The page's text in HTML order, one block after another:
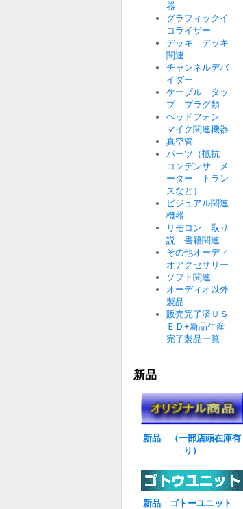
器
グラフィックイ
コライザー
デッキ デッキ
関連
チャンネルデバ
イダー
ケーブル タッ
プ プラグ類
ヘッドフォン
マイク関連機器
真空管
パーツ（抵抗
コンデンサ メ
ーター トラン
スなど）
ビジュアル関連
機器
リモコン 取り
説 書籍関連
その他オーディ
オアクセサリー
ソフト関連
オーディオ以外
製品
販売完了済ＵＳ
ＥＤ+新品生産
完了製品一覧
新品
新品 （一部店頭在庫有
り）
新品 ゴトーユニット